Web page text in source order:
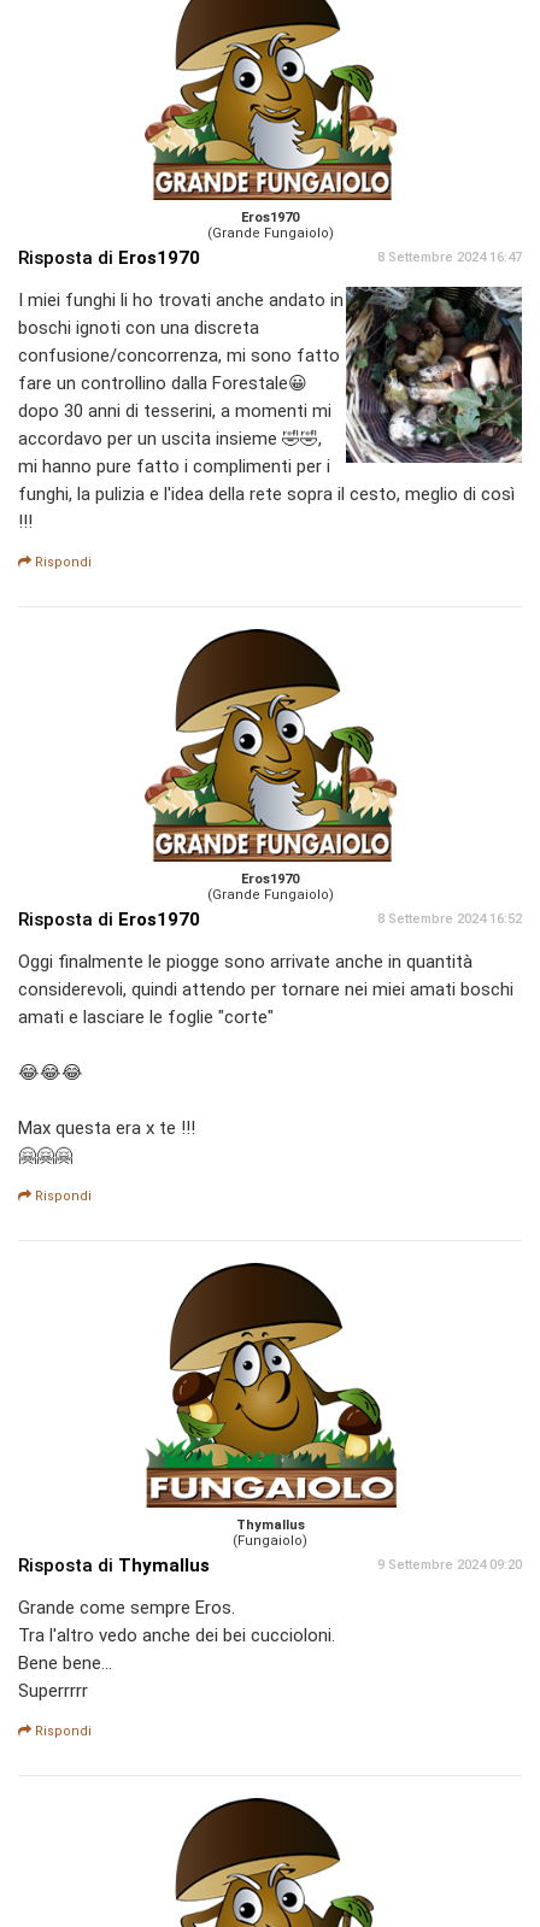
Eros1970
(Grande Fungaiolo)
Risposta di Eros1970 8 Settembre 2024 16:47
I miei funghi li ho trovati anche andato in
boschi ignoti con una discreta
confusione/concorrenza, mi sono fatto
fare un controllino dalla Forestale😀
dopo 30 anni di tesserini, a momenti mi
accordavo per un uscita insieme 🤣🤣,
mi hanno pure fatto i complimenti per i
funghi, la pulizia e l'idea della rete sopra il cesto, meglio di così
!!!
Rispondi
Eros1970
(Grande Fungaiolo)
Risposta di Eros1970 8 Settembre 2024 16:52
Oggi finalmente le piogge sono arrivate anche in quantità
considerevoli, quindi attendo per tornare nei miei amati boschi
amati e lasciare le foglie "corte"
😂😂😂
Max questa era x te !!!
🤗🤗🤗
Rispondi
Thymallus
(Fungaiolo)
Risposta di Thymallus 9 Settembre 2024 09:20
Grande come sempre Eros.
Tra l'altro vedo anche dei bei cuccioloni.
Bene bene...
Superrrrr
Rispondi